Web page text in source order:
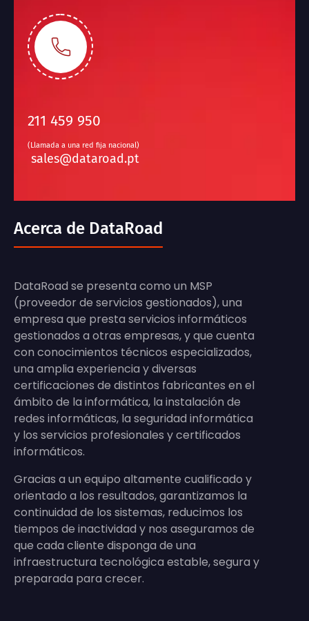
211 459 950
(Llamada a una red fija nacional)
sales@dataroad.pt
Acerca de DataRoad
DataRoad se presenta como un MSP
(proveedor de servicios gestionados), una
empresa que presta servicios informáticos
gestionados a otras empresas, y que cuenta
con conocimientos técnicos especializados,
una amplia experiencia y diversas
certificaciones de distintos fabricantes en el
ámbito de la informática, la instalación de
redes informáticas, la seguridad informática
y los servicios profesionales y certificados
informáticos.
Gracias a un equipo altamente cualificado y
orientado a los resultados, garantizamos la
continuidad de los sistemas, reducimos los
tiempos de inactividad y nos aseguramos de
que cada cliente disponga de una
infraestructura tecnológica estable, segura y
preparada para crecer.